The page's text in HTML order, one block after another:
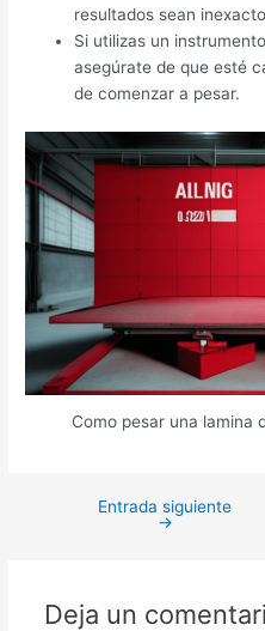
resultados sean
Si utilizas un
asegúrate de que esté
de comenzar a pesar.
Como pesar una lamina
Entrada siguiente
→
Deja un